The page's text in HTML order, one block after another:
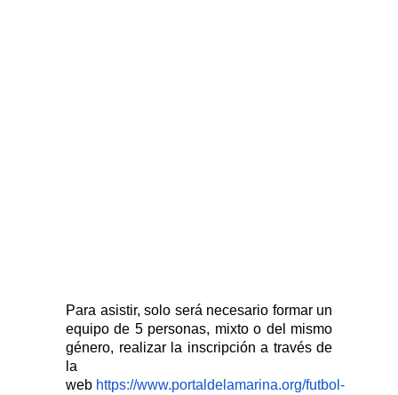
Para asistir, solo será necesario formar un
equipo de 5 personas, mixto o del mismo
género, realizar la inscripción a través de
la
web https://www.portaldelamarina.org/futbol-